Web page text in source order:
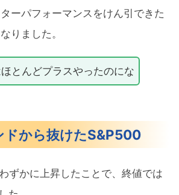
ーパフォーマンスをけん引できた
りました。
とんどプラスやったのにな
ドから抜けたS&P500
ずかに上昇したことで、終値では